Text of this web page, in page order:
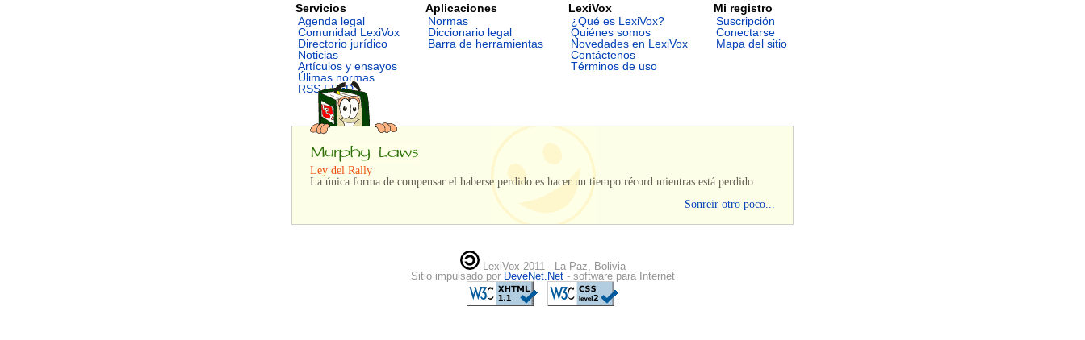
Servicios
Agenda legal
Comunidad LexiVox
Directorio jurídico
Noticias
Artículos y ensayos
Úlimas normas
RSS FEED
Aplicaciones
Normas
Diccionario legal
Barra de herramientas
LexiVox
¿Qué es LexiVox?
Quiénes somos
Novedades en LexiVox
Contáctenos
Términos de uso
Mi registro
Suscripción
Conectarse
Mapa del sitio
Ley del Rally
La única forma de compensar el haberse perdido es hacer un tiempo récord mientras está perdido.
Sonreir otro poco...
LexiVox 2011 - La Paz, Bolivia
Sitio impulsado por DeveNet.Net - software para Internet